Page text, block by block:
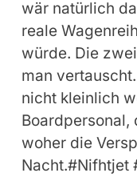
wär natürlich
reale
würde. Die
man
nicht kleinlich
Boardpersonal,
woher die
Nacht.#Nifhtjet